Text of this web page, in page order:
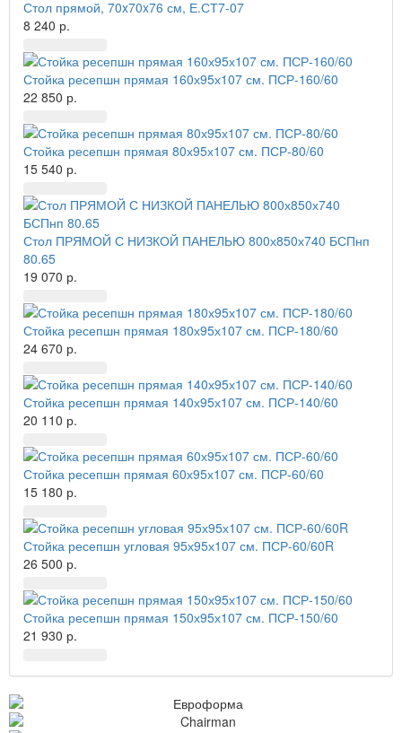
Стол прямой, 70x70x76 см, Е.СТ7-07
8 240 р.
Стойка ресепшн прямая 160х95х107 см. ПСР-160/60
22 850 р.
Стойка ресепшн прямая 80х95х107 см. ПСР-80/60
15 540 р.
Стол ПРЯМОЙ С НИЗКОЙ ПАНЕЛЬЮ 800х850х740 БСПнп
80.65
19 070 р.
Стойка ресепшн прямая 180х95х107 см. ПСР-180/60
24 670 р.
Стойка ресепшн прямая 140х95х107 см. ПСР-140/60
20 110 р.
Стойка ресепшн прямая 60х95х107 см. ПСР-60/60
15 180 р.
Стойка ресепшн угловая 95х95х107 см. ПСР-60/60R
26 500 р.
Стойка ресепшн прямая 150х95х107 см. ПСР-150/60
21 930 р.